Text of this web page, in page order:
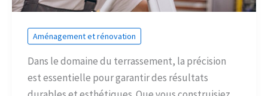
Aménagement et rénovation
Dans le domaine du terrassement, la précision
est essentielle pour garantir des résultats